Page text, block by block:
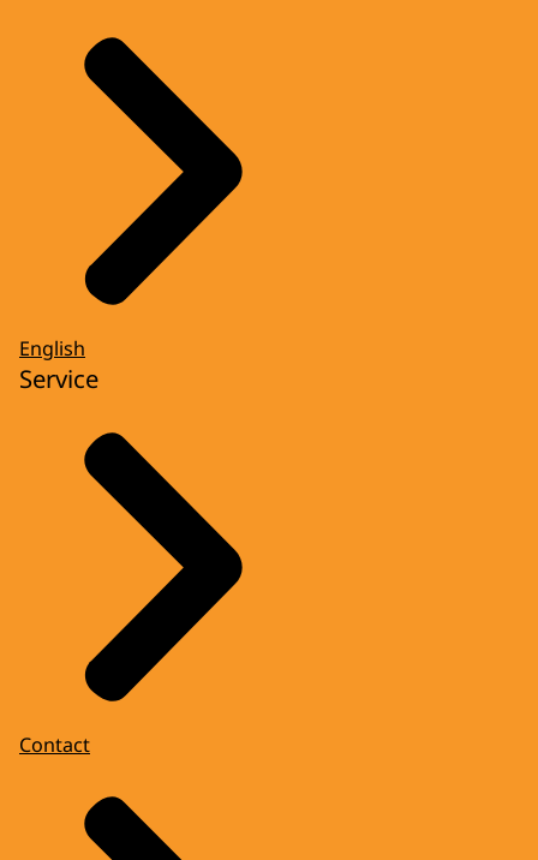
English
Service
Contact